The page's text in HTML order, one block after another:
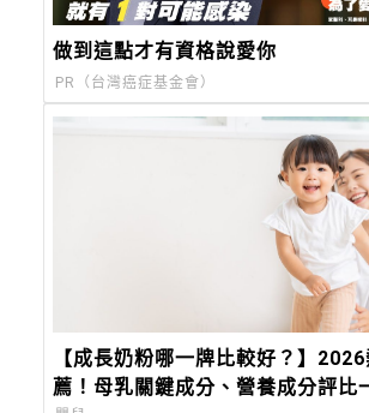
做到這點才有資格說愛你
PR（台灣癌症基金會）
【成長奶粉哪一牌比較好？】
薦！母乳關鍵成分、營養成分評比